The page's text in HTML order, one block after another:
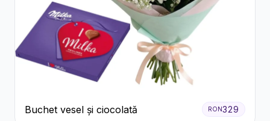
Buchet vesel și ciocolată RON329